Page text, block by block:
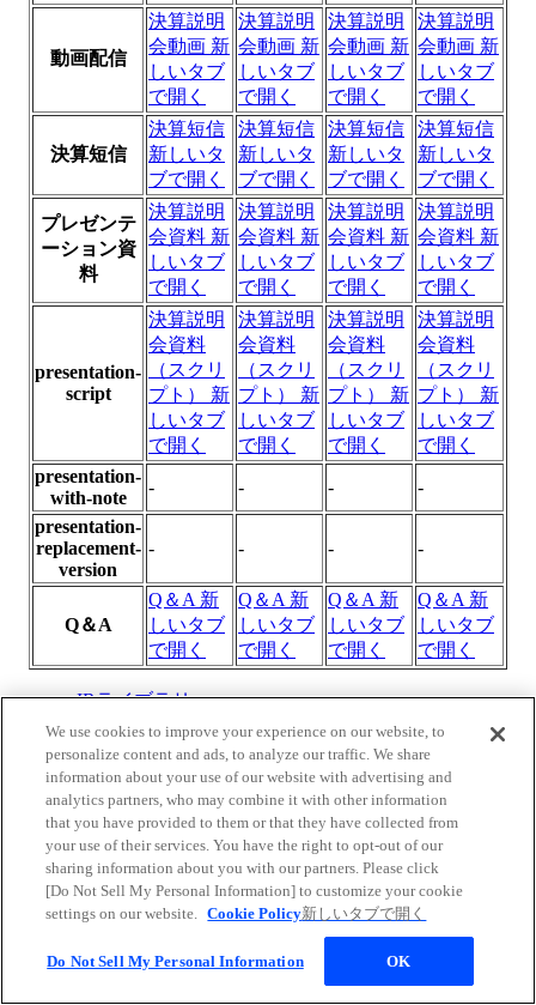
動画配信
決算説明
会動画 新
しいタブ
で開く
決算説明
会動画 新
しいタブ
で開く
決算説明
会動画 新
しいタブ
で開く
決算説明
会動画 新
しいタブ
で開く
決算短信
決算短信
新しいタ
ブで開く
決算短信
新しいタ
ブで開く
決算短信
新しいタ
ブで開く
決算短信
新しいタ
ブで開く
プレゼンテ
ーション資
料
決算説明
会資料 新
しいタブ
で開く
決算説明
会資料 新
しいタブ
で開く
決算説明
会資料 新
しいタブ
で開く
決算説明
会資料 新
しいタブ
で開く
presentation-
script
決算説明
会資料
（スクリ
プト） 新
しいタブ
で開く
決算説明
会資料
（スクリ
プト） 新
しいタブ
で開く
決算説明
会資料
（スクリ
プト） 新
しいタブ
で開く
決算説明
会資料
（スクリ
プト） 新
しいタブ
で開く
presentation-
with-note
- - -
-
presentation-
replacement-
version
- - - -
Q＆A
Q＆A 新
しいタブ
で開く
Q＆A 新
しいタブ
で開く
Q＆A 新
しいタブ
で開く
Q＆A 新
しいタブ
で開く
IRライブラリー
最新IR資料
決算情報
有価証券報告書・四半期報告書
統合報告書(アニュアルレポート)
ファクトブック
報告書（株主の皆さま向け）
IRイベント
IRメニュー
We use cookies to improve your experience on our website, to
personalize content and ads, to analyze our traffic. We share
information about your use of our website with advertising and
analytics partners, who may combine it with other information
that you have provided to them or that they have collected from
your use of their services. You have the right to opt-out of our
sharing information about you with our partners. Please click
[Do Not Sell My Personal Information] to customize your cookie
settings on our website. Cookie Policy新しいタブで開く
Do Not Sell My Personal Information OK